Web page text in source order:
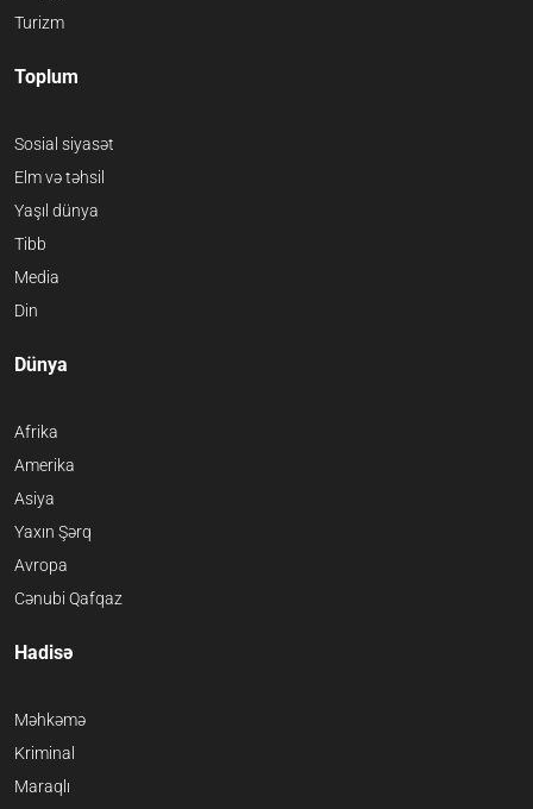
Turizm
Toplum
Sosial siyasət
Elm və təhsil
Yaşıl dünya
Tibb
Media
Din
Dünya
Afrika
Amerika
Asiya
Yaxın Şərq
Avropa
Cənubi Qafqaz
Hadisə
Məhkəmə
Kriminal
Maraqlı